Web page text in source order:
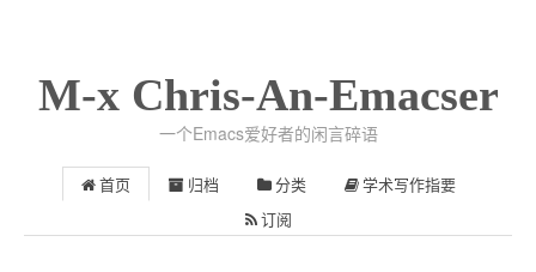
M-x Chris-An-Emacser
一个Emacs爱好者的闲言碎语
首页 归档 分类 学术写作指要
订阅